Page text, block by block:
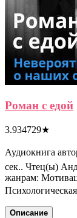
Роман с едой
3.934729★
Аудиокнига
сек.. Чтец(ы)
жанрам:
Описание